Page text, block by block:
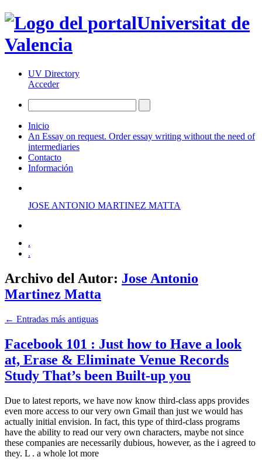
Universitat de
Valencia
UV Directory
Acceder
Inicio
An Essay on request. Order essay writing without the need of
intermediaries
Contacto
Información
JOSE ANTONIO MARTINEZ MATTA
.
.
Archivo del Autor: Jose Antonio
Martinez Matta
← Entradas más antiguas
Facebook 101 : Just how to Have a look
at, Erase & Eliminate Venue Records
Study That’s been Built-up you
Due to latest reports, we have now know third-class apps provides
even more access to our very own Gmail than just we would has
actually initial envision. In fact, this type of third-class programs
have the ability to read our very own characters, maybe not since
these companies are necessarily dubious, however, as the i agreed to
they. L . a whole lot more